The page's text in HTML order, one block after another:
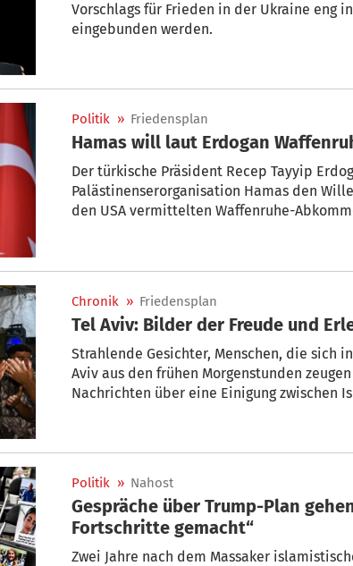
Vorschlags für Frieden in der Ukraine eng
eingebunden werden.
Politik » Friedensplan
Hamas will laut Erdogan
Der türkische Präsident Recep Tayyip
Palästinenserorganisation Hamas den
den USA vermittelten Waffenruhe-
den Friedensplan der USA für den
Chronik » Friedensplan
Tel Aviv: Bilder der Freude und
Strahlende Gesichter, Menschen, die sich
Aviv aus den frühen Morgenstunden
Nachrichten über eine Einigung zwischen
Politik » Nahost
Gespräche über Trump-Plan gehen weiter –
Fortschritte gemacht“
Zwei Jahre nach dem Massaker